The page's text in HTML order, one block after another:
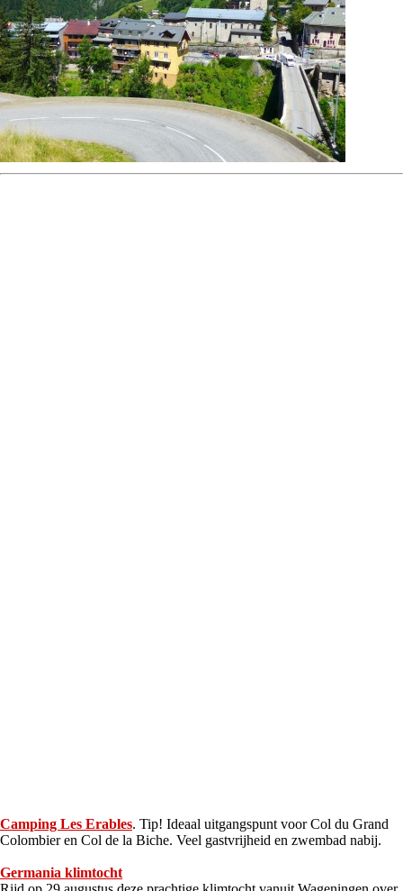
Camping Les Erables. Tip! Ideaal uitgangspunt voor Col du Grand
Colombier en Col de la Biche. Veel gastvrijheid en zwembad nabij.
Germania klimtocht